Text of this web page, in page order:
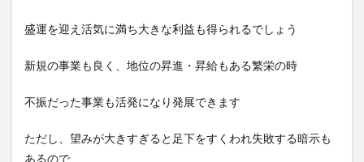
盛運を迎え活気に満ち大きな利益も得られるでしょう
新規の事業も良く、地位の昇進・昇給もある繁栄の時
不振だった事業も活発になり発展できます
ただし、望みが大きすぎると足下をすくわれ失敗する暗示も
あるので